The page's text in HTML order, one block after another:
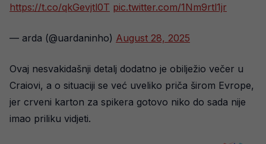
https://t.co/qkGevjtl0T pic.twitter.com/1Nm9rtl1jr
— arda (@uardaninho) August 28, 2025
Ovaj nesvakidašnji detalj dodatno je obilježio večer u
Craiovi, a o situaciji se već uveliko priča širom Evrope,
jer crveni karton za spikera gotovo niko do sada nije
imao priliku vidjeti.